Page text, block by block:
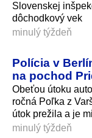
Slovenskej
dôchodkový vek
minulý týždeň
Polícia v
na pochod
Obeťou útoku
ročná Poľka z
útok prežila a je
minulý týždeň